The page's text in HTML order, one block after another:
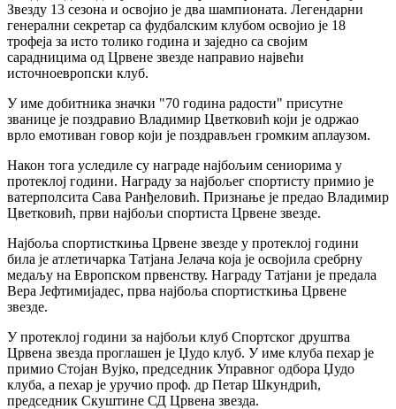
Звезду 13 сезона и освојио је два шампионата. Легендарни
генерални секретар са фудбалским клубом освојио је 18
трофеја за исто толико година и заједно са својим
сарадницима од Црвене звезде направио највећи
источноевропски клуб.
У име добитника значки "70 година радости" присутне
званице је поздравио Владимир Цветковић који је одржао
врло емотиван говор који је поздрављен громким аплаузом.
Након тога уследиле су награде најбољим сениорима у
протеклој години. Награду за најбољег спортисту примио је
ватерполсита Сава Ранђеловић. Признање је предао Владимир
Цветковић, први најбољи спортиста Црвене звезде.
Најбоља спортисткиња Црвене звезде у протеклој години
била је атлетичарка Татјана Јелача која је освојила сребрну
медаљу на Европском првенству. Награду Татјани је предала
Вера Јефтимијадес, прва најбоља спортисткиња Црвене
звезде.
У протеклој години за најбољи клуб Спортског друштва
Црвена звезда проглашен је Џудо клуб. У име клуба пехар је
примио Стојан Вујко, председник Управног одбора Џудо
клуба, а пехар је уручио проф. др Петар Шкундрић,
председник Скуштине СД Црвена звезда.